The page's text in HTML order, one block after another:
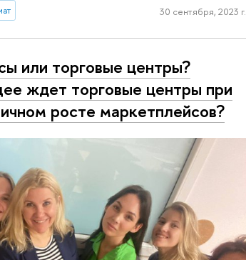
30 сентября, 2023 г.
или торговые центры?
ждет торговые центры при
росте маркетплейсов?